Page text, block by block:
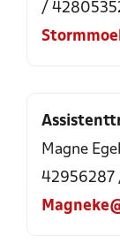
/
Magne
42956287